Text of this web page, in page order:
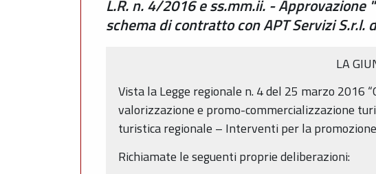
L.R. n. 4/2016 e ss.mm.ii. - Approvazione
schema di contratto con APT Servizi S.r.l.
LA
Vista la Legge regionale n. 4 del 25 marzo
valorizzazione e promo-commercializzazione
turistica regionale – Interventi per la
Richiamate le seguenti proprie deliberazioni: